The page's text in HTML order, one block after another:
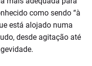
como sendo “à
está alojado numa
desde agitação até